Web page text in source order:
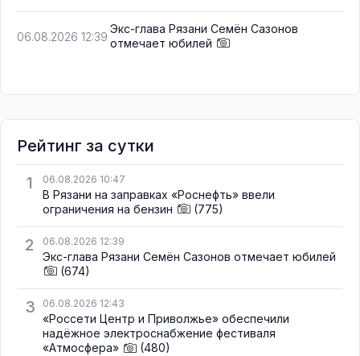
06.08.2026 12:39
Экс-глава Рязани Семён Сазонов
отмечает юбилей
Рейтинг за сутки
1
06.08.2026 10:47
В Рязани на заправках «Роснефть» ввели
ограничения на бензин
(775)
2 06.08.2026 12:39
Экс-глава Рязани Семён Сазонов отмечает юбилей
(674)
3 06.08.2026 12:43
«Россети Центр и Приволжье» обеспечили
надёжное электроснабжение фестиваля
«Атмосфера»
(480)